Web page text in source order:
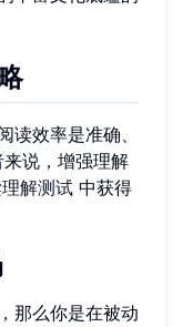
读效率是准确、
说，增强理解
解测试 中获得
那么你是在被动